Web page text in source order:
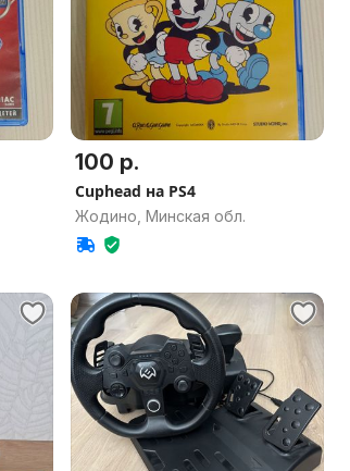
100 р.
Cuphead на PS4
Жодино, Минская обл.